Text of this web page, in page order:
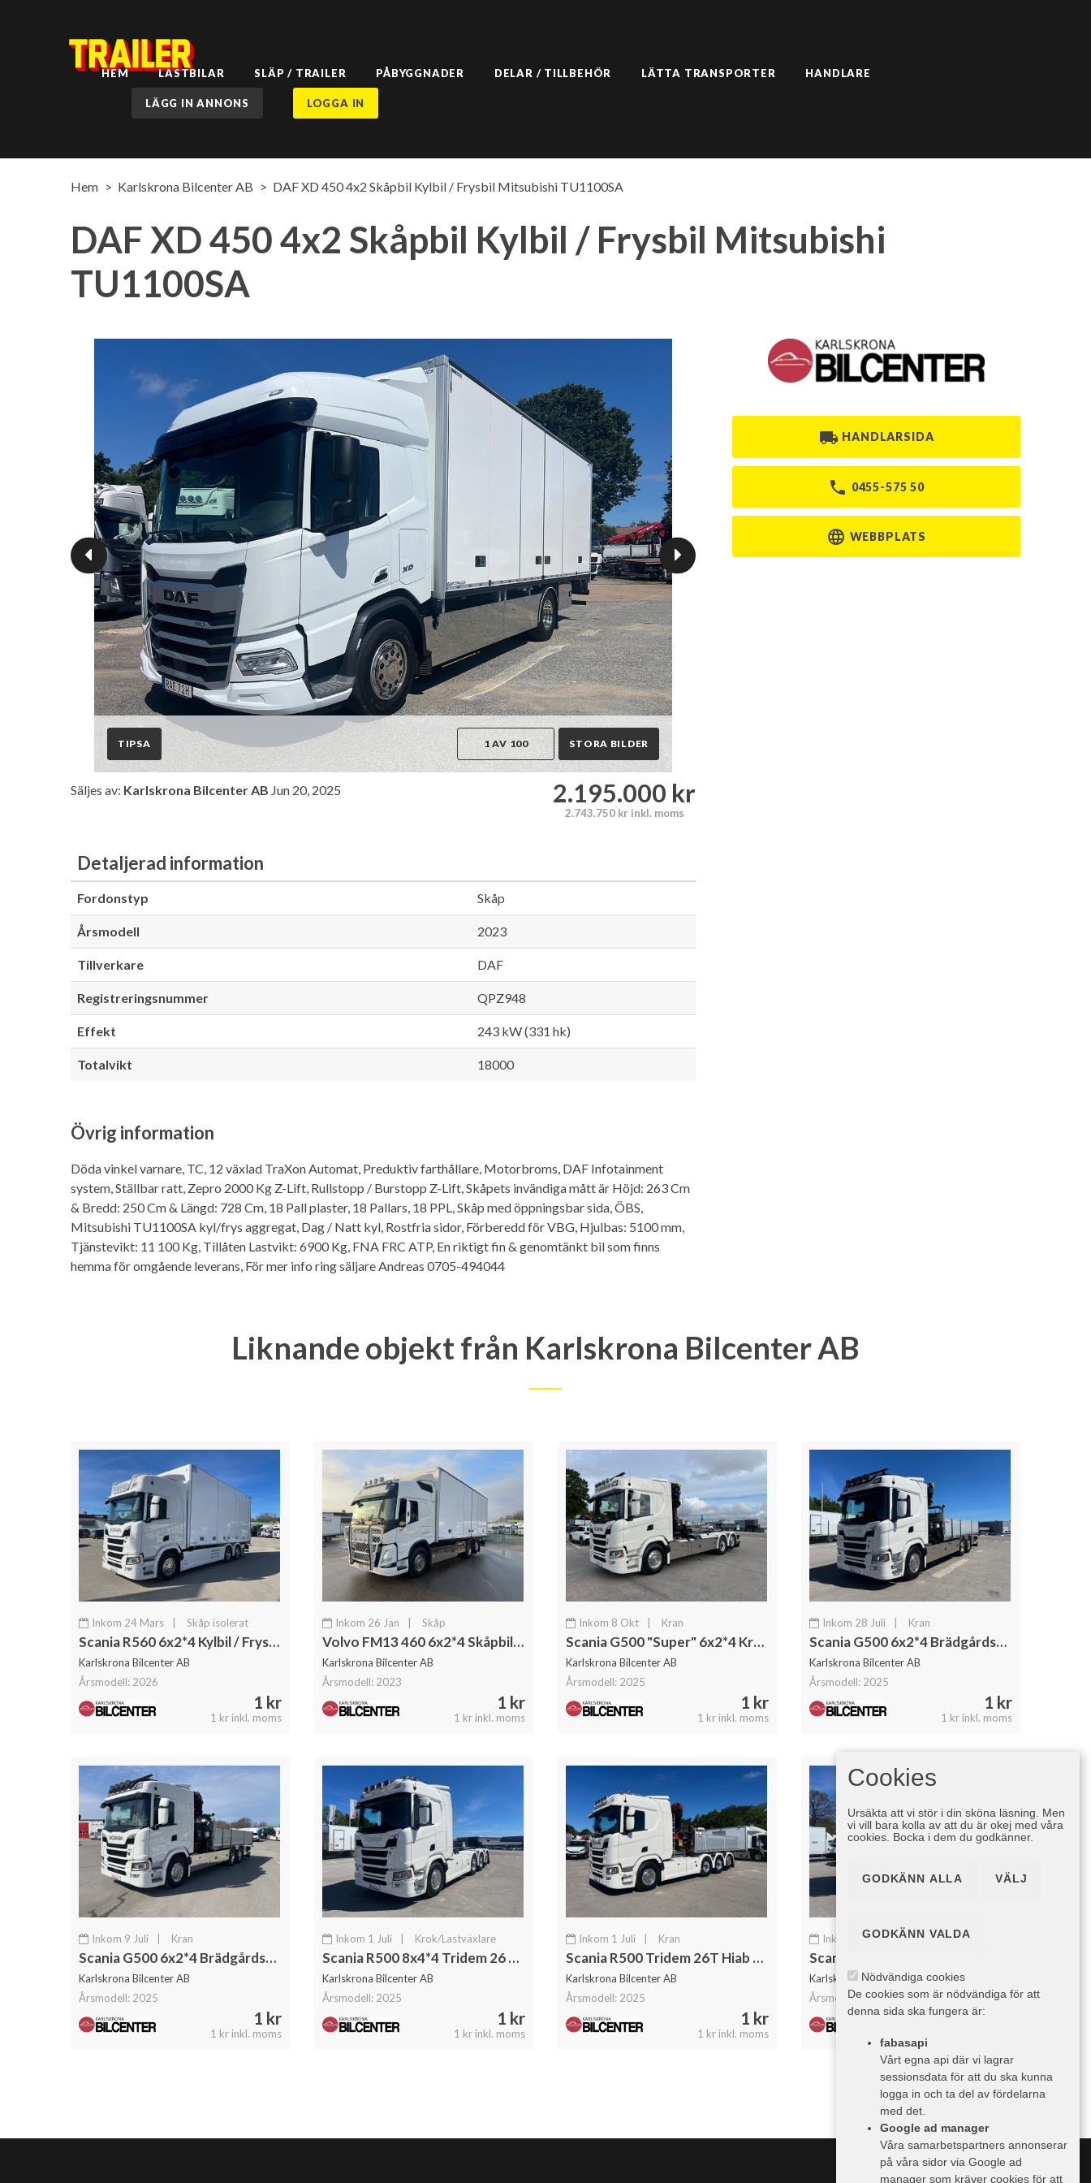
HEM LASTBILAR SLÄP / TRAILER PÅBYGGNADER DELAR / TILLBEHÖR LÄTTA TRANSPORTER HANDLARE
LÄGG IN ANNONS LOGGA IN
Hem Karlskrona Bilcenter AB DAF XD 450 4x2 Skåpbil Kylbil / Frysbil Mitsubishi TU1100SA
DAF XD 450 4x2 Skåpbil Kylbil / Frysbil Mitsubishi
TU1100SA
TIPSA STORA BILDER
1 AV 100
Säljes av: Karlskrona Bilcenter AB Jun 20, 2025 2.195.000 kr
2.743.750 kr inkl. moms
Detaljerad information
Fordonstyp Skåp
Årsmodell 2023
Tillverkare DAF
Registreringsnummer QPZ948
Effekt 243 kW (331 hk)
Totalvikt 18000
Övrig information
Döda vinkel varnare, TC, 12 växlad TraXon Automat, Preduktiv farthållare, Motorbroms, DAF Infotainment
system, Ställbar ratt, Zepro 2000 Kg Z-Lift, Rullstopp / Burstopp Z-Lift, Skåpets invändiga mått är Höjd: 263 Cm
& Bredd: 250 Cm & Längd: 728 Cm, 18 Pall plaster, 18 Pallars, 18 PPL, Skåp med öppningsbar sida, ÖBS,
Mitsubishi TU1100SA kyl/frys aggregat, Dag / Natt kyl, Rostfria sidor, Förberedd för VBG, Hjulbas: 5100 mm,
Tjänstevikt: 11 100 Kg, Tillåten Lastvikt: 6900 Kg, FNA FRC ATP, En riktigt fin & genomtänkt bil som finns
hemma för omgående leverans, För mer info ring säljare Andreas 0705-494044
HANDLARSIDA
0455-575 50
WEBBPLATS
Liknande objekt från Karlskrona Bilcenter AB
Inkom 24 Mars Skåp isolerat
Scania R560 6x2*4 Kylbil / Frysbil ÖBS, Norfrig
Karlskrona Bilcenter AB
Årsmodell: 2026
1 kr
1 kr inkl. moms
Inkom 26 Jan Skåp
Volvo FM13 460 6x2*4 Skåpbil Öppningsbarsida & Dubbla lastplan
Karlskrona Bilcenter AB
Årsmodell: 2023
1 kr
1 kr inkl. moms
Inkom 8 Okt Kran
Scania G500 "Super" 6x2*4 Kranväxlare Hiab 302 E6 Kran Jibb
Karlskrona Bilcenter AB
Årsmodell: 2025
1 kr
1 kr inkl. moms
Inkom 28 Juli Kran
Scania G500 6x2*4 Brädgårdsbil Kranbil Hiab 232 Kran
Karlskrona Bilcenter AB
Årsmodell: 2025
1 kr
1 kr inkl. moms
Inkom 9 Juli Kran
Scania G500 6x2*4 Brädgårdsbil Kranbil Hiab 302 Kran
Karlskrona Bilcenter AB
Årsmodell: 2025
1 kr
1 kr inkl. moms
Inkom 1 Juli Krok/Lastväxlare
Scania R500 8x4*4 Tridem 26 T Hiab Lastväxlare Fullutrustad
Karlskrona Bilcenter AB
Årsmodell: 2025
1 kr
1 kr inkl. moms
Inkom 1 Juli Kran
Scania R500 Tridem 26T Hiab Lastväxlare & Kranflak Palfinger
Karlskrona Bilcenter AB
Årsmodell: 2025
1 kr
1 kr inkl. moms
Inkom 24 Juni | Krok/Lastväxlare
Karlskrona Bilcenter AB
Årsmodell: 2025
1 kr
Cookies
Ursäkta att vi stör i din sköna läsning. Men
vi vill bara kolla av att du är okej med våra
cookies. Bocka i dem du godkänner.
GODKÄNN ALLA VÄLJ
GODKÄNN VALDA
Nödvändiga cookies
De cookies som är nödvändiga för att
denna sida ska fungera är:
fabasapi
Vårt egna api där vi lagrar
sessionsdata för att du ska kunna
logga in och ta del av fördelarna
med det.
Google ad manager
Våra samarbetspartners annonserar
på våra sidor via Google ad
manager som kräver cookies för att